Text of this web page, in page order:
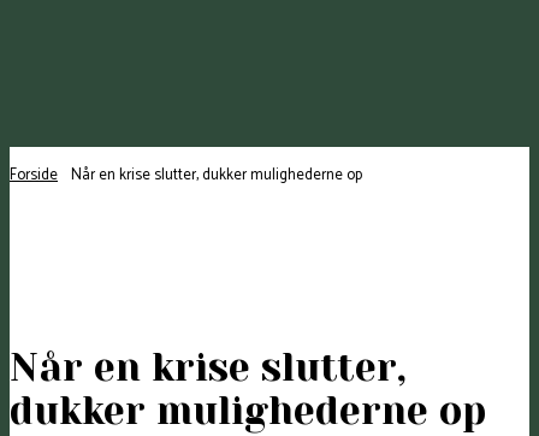
Forside Når en krise slutter, dukker mulighederne op
Når en krise slutter,
dukker mulighederne op